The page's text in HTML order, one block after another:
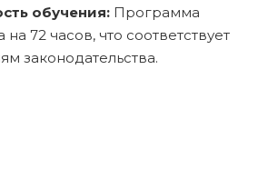
обучения: Программа
на 72 часов, что соответствует
законодательства.